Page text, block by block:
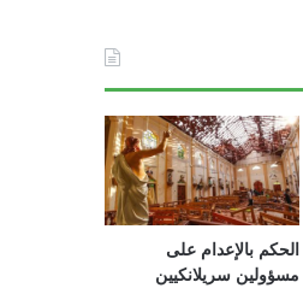
الحكم بالإعدام على
مسؤولين سريلانكيين